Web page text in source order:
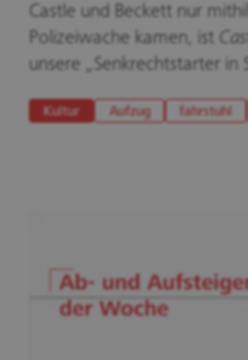
Castle und Beckett nur
Polizeiwache kamen, ist
unsere „Senkrechtstarter in
Kultur Aufzug fahrstuhl